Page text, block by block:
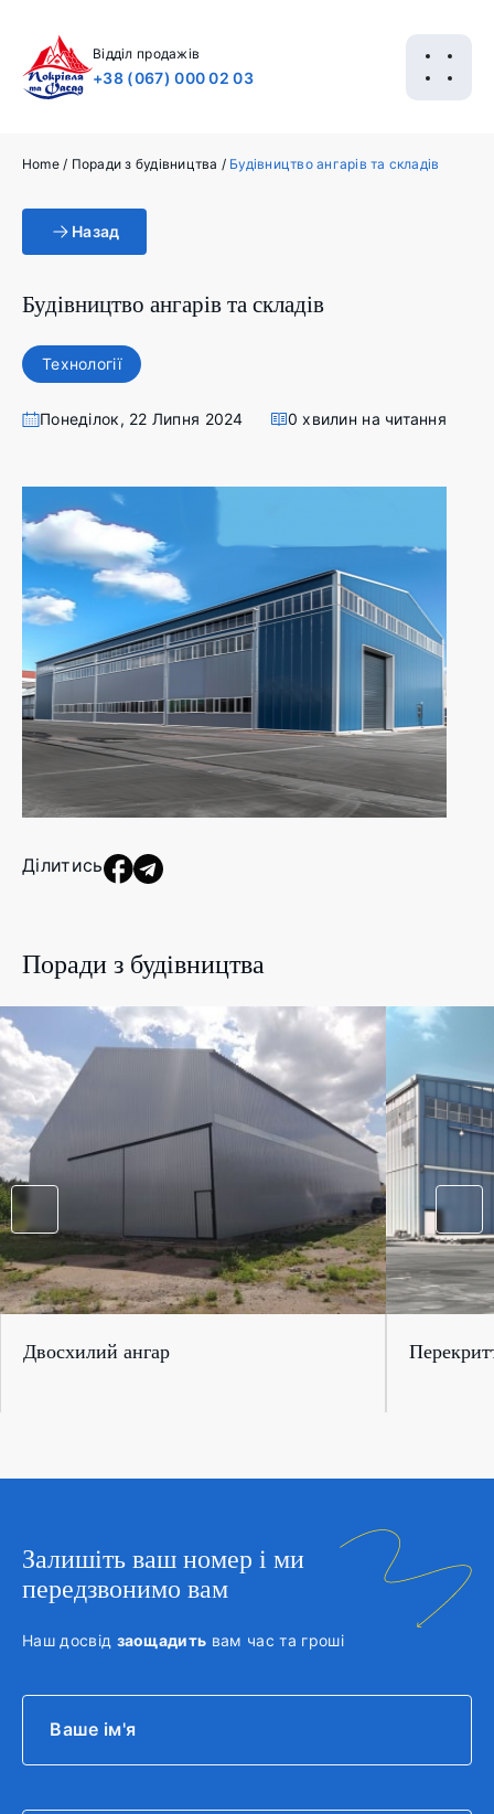
Відділ продажів
+38 (067) 000 02 03
Home/ Поради з будівництва / Будівництво ангарів та складів
Назад
Будівництво ангарів та складів
Технології
Понеділок, 22 Липня 2024 0 хвилин на читання
Ділитись
Поради з будівництва
Двосхилий ангар
Залишіть ваш номер і ми
передзвонимо вам
Наш досвід заощадить вам час та гроші